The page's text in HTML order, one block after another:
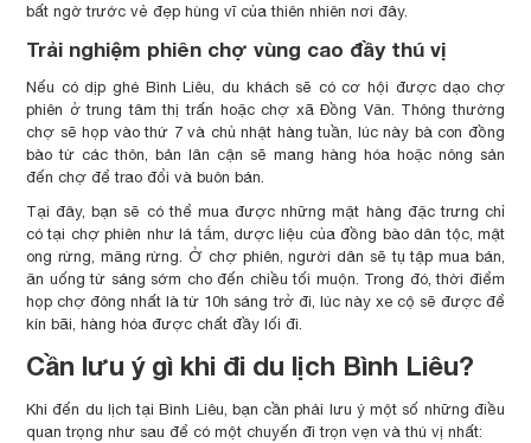
bất ngờ trước vẻ đẹp hùng vĩ của thiên nhiên nơi đây.
Trải nghiệm phiên chợ vùng cao đầy thú vị
Nếu có dịp ghé Bình Liêu, du khách sẽ có cơ hội được dạo chợ
phiên ở trung tâm thị trấn hoặc chợ xã Đồng Văn. Thông thường
chợ sẽ họp vào thứ 7 và chủ nhật hàng tuần, lúc này bà con đồng
bào từ các thôn, bản lân cận sẽ mang hàng hóa hoặc nông sản
đến chợ để trao đổi và buôn bán.
Tại đây, bạn sẽ có thể mua được những mặt hàng đặc trưng chỉ
có tại chợ phiên như lá tắm, dược liệu của đồng bào dân tộc, mật
ong rừng, măng rừng. Ở chợ phiên, người dân sẽ tụ tập mua bán,
ăn uống từ sáng sớm cho đến chiều tối muộn. Trong đó, thời điểm
họp chợ đông nhất là từ 10h sáng trở đi, lúc này xe cộ sẽ được để
kín bãi, hàng hóa được chất đầy lối đi.
Cần lưu ý gì khi đi du lịch Bình Liêu?
Khi đến du lịch tại Bình Liêu, bạn cần phải lưu ý một số những điều
quan trọng như sau để có một chuyến đi trọn vẹn và thú vị nhất: